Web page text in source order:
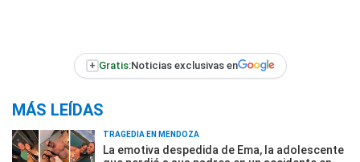
+ Gratis:Noticias exclusivas en
MÁS LEÍDAS
TRAGEDIA EN MENDOZA
La emotiva despedida de Ema, la adolescente